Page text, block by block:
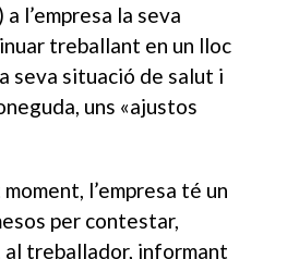
l’empresa la seva
treballant en un lloc
seva situació de salut i
uns «ajustos
l’empresa té un
per contestar,
al treballador, informant